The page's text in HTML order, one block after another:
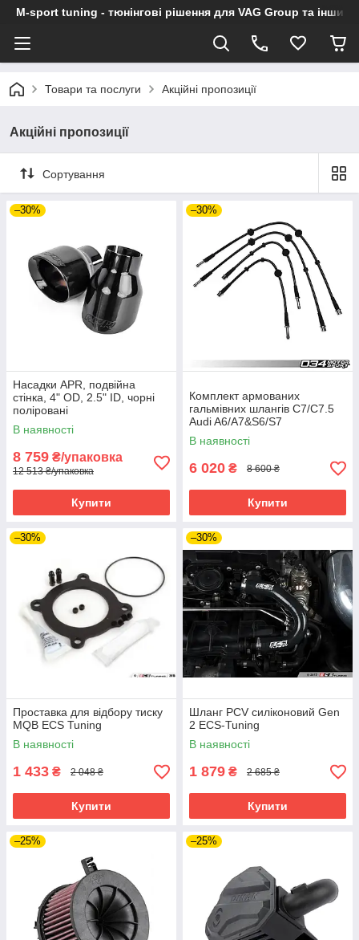
M-sport tuning - тюнінгові рішення для VAG Group та інших
Товари та послуги Акційні пропозиції
Акційні пропозиції
Сортування
–30%
Насадки APR, подвійна
стінка, 4" OD, 2.5" ID, чорні
поліровані
В наявності
8 759 ₴/упаковка
12 513 ₴/упаковка
Купити
–30%
Комплект армованих
гальмівних шлангів C7/C7.5
Audi A6/A7&S6/S7
В наявності
6 020 ₴ 8 600 ₴
Купити
–30%
Проставка для відбору тиску
MQB ECS Tuning
В наявності
1 433 ₴ 2 048 ₴
Купити
–30%
Шланг PCV силіконовий Gen
2 ECS-Tuning
В наявності
1 879 ₴ 2 685 ₴
Купити
–25% –25%